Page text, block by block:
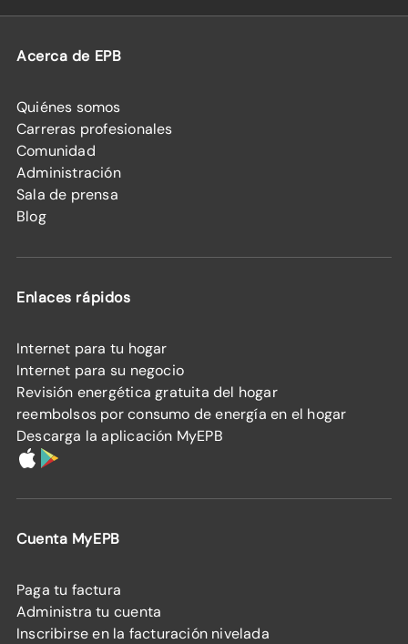
Acerca de EPB
Quiénes somos
Carreras profesionales
Comunidad
Administración
Sala de prensa
Blog
Enlaces rápidos
Internet para tu hogar
Internet para su negocio
Revisión energética gratuita del hogar
reembolsos por consumo de energía en el hogar
Descarga la aplicación MyEPB
Cuenta MyEPB
Paga tu factura
Administra tu cuenta
Inscribirse en la facturación nivelada